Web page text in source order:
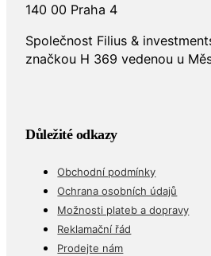
140 00 Praha 4
Společnost Filius &
značkou H 369 vedenou u
Důležité odkazy
Obchodní podmínky
Ochrana osobních údajů
Možnosti plateb a dopravy
Reklamační řád
Prodejte nám